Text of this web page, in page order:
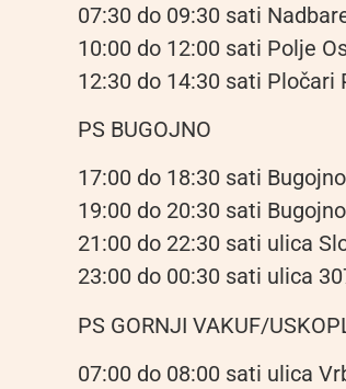
07:30 do 09:30 sati
10:00 do 12:00 sati Polje
12:30 do 14:30 sati Pločari
PS BUGOJNO
17:00 do 18:30 sati
19:00 do 20:30 sati
21:00 do 22:30 sati ulica
23:00 do 00:30 sati ulica
PS GORNJI VAKUF/
07:00 do 08:00 sati ulica